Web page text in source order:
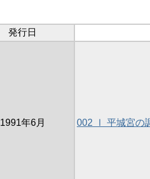
発行日
1991年6月 002 Ⅰ 平城宮の